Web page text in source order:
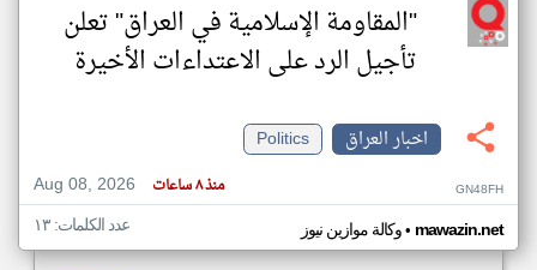
"المقاومة الإسلامية في العراق" تعلن
تأجيل الرد على الاعتداءات الأخيرة
اخبار العراق
Politics
Aug 08, 2026
منذ ٨ ساعات GN48FH
وكالة موازين نيوز• mawazin.net عدد الكلمات: ١٣